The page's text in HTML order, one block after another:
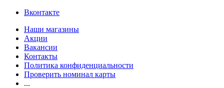
Вконтакте
Наши магазины
Акции
Вакансии
Контакты
Политика конфиденциальности
Проверить номинал карты
...